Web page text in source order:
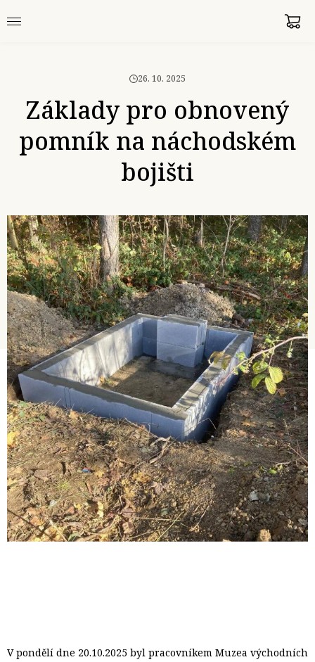
26. 10. 2025
Základy pro obnovený
pomník na náchodském
bojišti
V pondělí dne 20.10.2025 byl pracovníkem Muzea východních